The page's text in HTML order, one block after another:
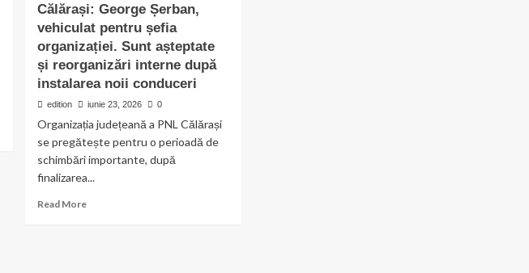
Călărași: George Șerban,
vehiculat pentru șefia
organizației. Sunt așteptate
și reorganizări interne după
instalarea noii conduceri
edition iunie 23, 2026 0
Organizația județeană a PNL Călărași
se pregătește pentru o perioadă de
schimbări importante, după
finalizarea...
Read MoreRead